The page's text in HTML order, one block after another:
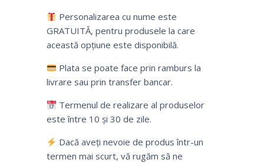
Personalizarea cu nume este
GRATUITĂ, pentru produsele la care
această opțiune este disponibilă.
Plata se poate face prin ramburs la
livrare sau prin transfer bancar.
Termenul de realizare al produselor
este între 10 și 30 de zile.
Dacă aveți nevoie de produs într-un
termen mai scurt, vă rugăm să ne